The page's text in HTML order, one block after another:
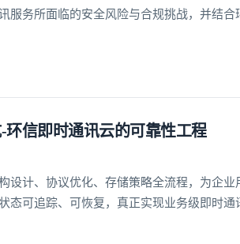
服务所面临的安全风险与合规挑战，并结合
环信即时通讯云的可靠性工程
设计、协议优化、存储策略全流程，为企业
态可追踪、可恢复，真正实现业务级即时通
同意
提交